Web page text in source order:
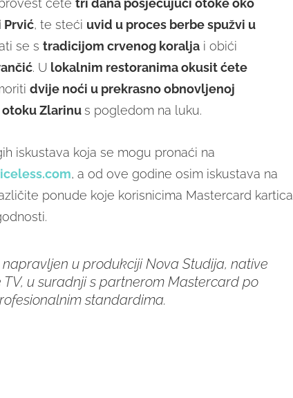
Prvić, te steći uvid u proces berbe spužvi u
se s tradicijom crvenog koraljai obići
. U lokalnim restoranima okusit ćete
dvije noći u prekrasno obnovljenoj
Zlarinus pogledom na luku.
iskustava koja se mogu pronaći na
, a od ove godine osim iskustava na
ponude koje korisnicima Mastercard kartica
u produkciji Nova Studija, native
TV, u suradnji s partnerom Mastercard po
standardima.